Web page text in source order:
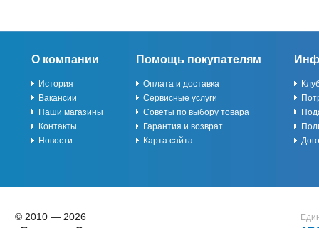
О компании
История
Вакансии
Наши магазины
Контакты
Новости
Помощь покупателям
Оплата и доставка
Сервисные услуги
Советы по выбору товара
Гарантия и возврат
Карта сайта
© 2010 — 2026